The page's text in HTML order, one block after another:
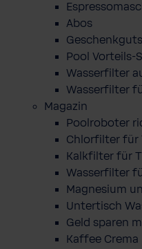
Abos
Pool Vorteils-
Wasserfilter
Wasserfilter
Magazin
Poolroboter
Chlorfilter für
Kalkfilter für
Wasserfilter
Magnesium
Untertisch
Geld sparen
Kaffee Crema